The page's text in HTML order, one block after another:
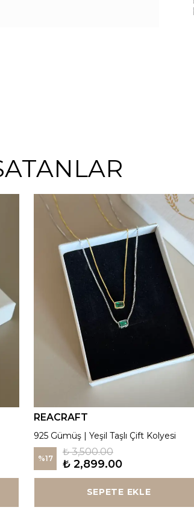
REACRAFT
925 Gümüş | Yeşil Taşlı Çift Kolyesi
%17
₺ 3,500.00
₺ 2,899.00
SEPETE EKLE